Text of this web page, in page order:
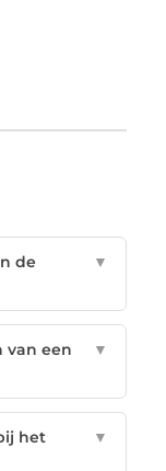
de
▼
van een
▼
het
▼